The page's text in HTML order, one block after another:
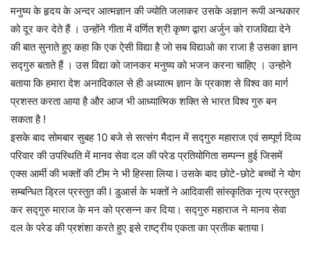
मनुष्य के हृदय के अन्दर आत्मज्ञान की ज्योति जलाकर उसके अज्ञान रूपी अन्धकार
को दूर कर देते हैं । उन्होंने गीता में वर्णित श्री कृष्ण द्वारा अर्जुन को राजविद्या देने
की बात सुनाते हुए कहा कि एक ऐसी विद्या है जो सब विद्याओ का राजा है उसका ज्ञान
सद्गुरु बताते हैं । उस विद्या को जानकर मनुष्य को भजन करना चाहिए । उन्होने
बताया कि हमारा देश अनादिकाल से ही अध्यात्म ज्ञान के प्रकाश से विश्व का मार्ग
प्रशस्त करता आया है और आज भी आध्यात्मिक शक्ति से भारत विश्व गुरु बन
सकता है !
इसके बाद सोमबार सुबह 10 बजे से सत्संग मैदान में सद्गुरु महाराज एवं सम्पूर्ण दिव्य
परिवार की उपस्थिति में मानव सेवा दल की परेड प्रतियोगिता सम्पन्न हुई जिसमें
एक्स आर्मी की भक्तों की टीम ने भी हिस्सा लिया l उसके बाद छोटे-छोटे बच्चों ने योग
सम्बन्धित ड्रिल प्रस्तुत की l डुआर्स के भक्तों ने आदिवासी सांस्कृतिक नृत्य प्रस्तुत
कर सद्गुरु माराज के मन को प्रसन्न कर दिया। सद्गुरु महाराज ने मानव सेवा
दल के परेड की प्रशंशा करते हुए इसे राष्ट्रीय एकता का प्रतीक बताया l